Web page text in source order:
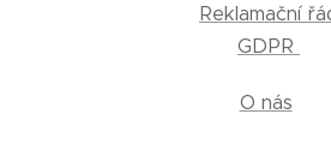
Reklamační
GDPR
O nás